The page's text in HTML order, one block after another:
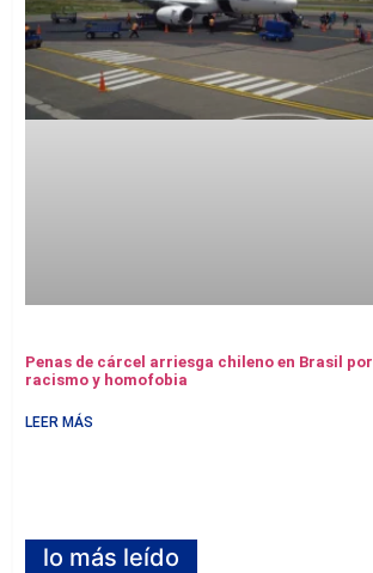
Penas de cárcel arriesga chileno en Brasil por
racismo y homofobia
LEER MÁS
lo más leído